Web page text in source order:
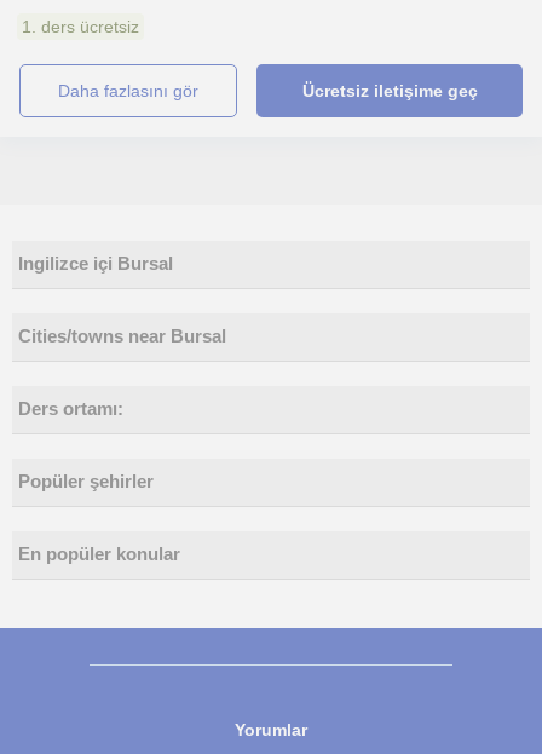
1. ders ücretsiz
daha fazlasını gör Ücretsiz iletişime geç
Ingilizce içi Bursal
Cities/towns near Bursal
Ders ortamı:
Popüler şehirler
En popüler konular
Yorumlar